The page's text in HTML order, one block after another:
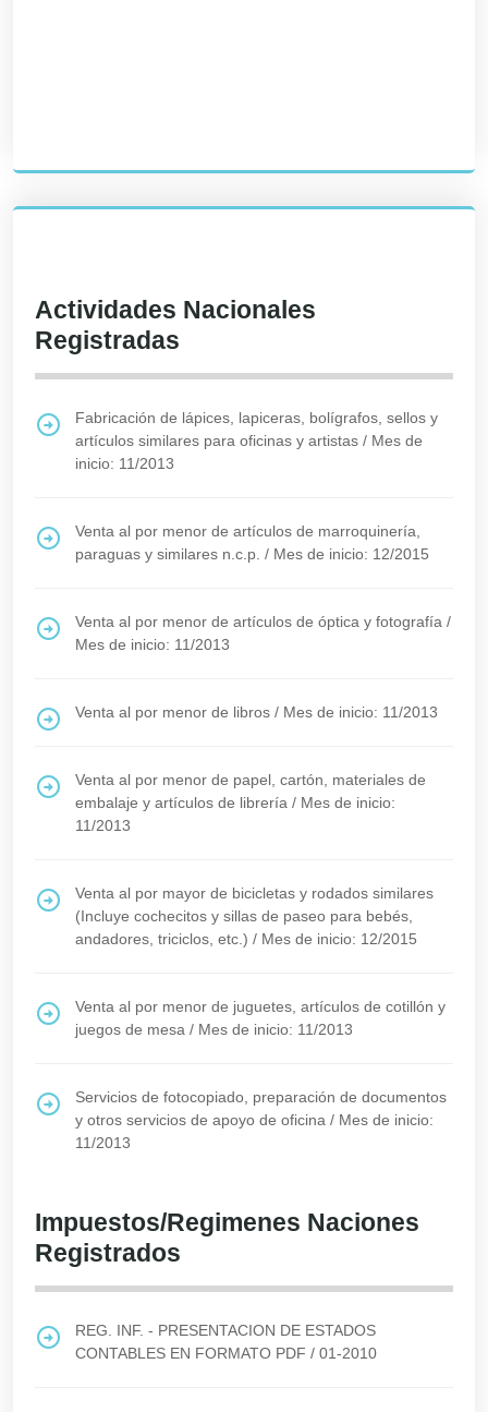
Actividades Nacionales
Registradas
Fabricación de lápices, lapiceras, bolígrafos, sellos y
artículos similares para oficinas y artistas / Mes de
inicio: 11/2013
Venta al por menor de artículos de marroquinería,
paraguas y similares n.c.p. / Mes de inicio: 12/2015
Venta al por menor de artículos de óptica y fotografía /
Mes de inicio: 11/2013
Venta al por menor de libros / Mes de inicio: 11/2013
Venta al por menor de papel, cartón, materiales de
embalaje y artículos de librería / Mes de inicio:
11/2013
Venta al por mayor de bicicletas y rodados similares
(Incluye cochecitos y sillas de paseo para bebés,
andadores, triciclos, etc.) / Mes de inicio: 12/2015
Venta al por menor de juguetes, artículos de cotillón y
juegos de mesa / Mes de inicio: 11/2013
Servicios de fotocopiado, preparación de documentos
y otros servicios de apoyo de oficina / Mes de inicio:
11/2013
Impuestos/Regimenes Naciones
Registrados
REG. INF. - PRESENTACION DE ESTADOS
CONTABLES EN FORMATO PDF / 01-2010